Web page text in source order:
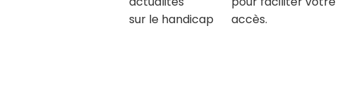
sur le handicap
accès.